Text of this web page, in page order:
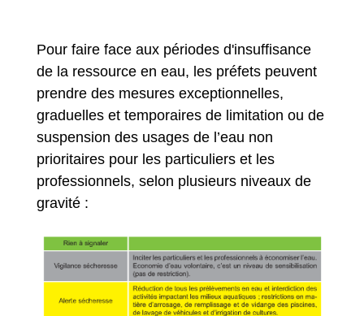
Pour faire face aux périodes d'insuffisance
de la ressource en eau, les préfets peuvent
prendre des mesures exceptionnelles,
graduelles et temporaires de limitation ou de
suspension des usages de l’eau non
prioritaires pour les particuliers et les
professionnels, selon plusieurs niveaux de
gravité :